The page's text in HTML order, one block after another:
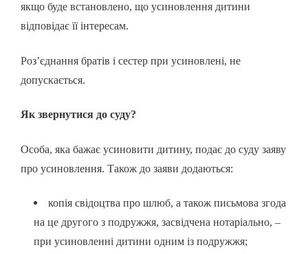
якщо буде встановлено, що усиновлення дитини
відповідає її інтересам.
Роз’єднання братів і сестер при усиновлені, не
допускається.
Як звернутися до суду?
Особа, яка бажає усиновити дитину, подає до суду заяву
про усиновлення. Також до заяви додаються:
копія свідоцтва про шлюб, а також письмова згода
на це другого з подружжя, засвідчена нотаріально, –
при усиновленні дитини одним із подружжя;